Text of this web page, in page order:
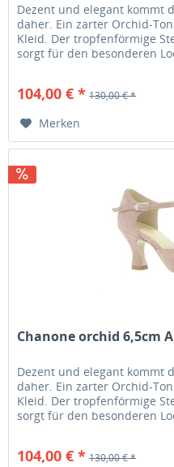
Dezent und elegant kommt
daher. Ein zarter Orchid-
Kleid. Der tropfenförmige
sorgt für den besonderen
104,00 € * 130,00 € *
Merken
Chanone orchid 6,5cm
Dezent und elegant kommt
daher. Ein zarter Orchid-
Kleid. Der tropfenförmige
sorgt für den besonderen
104,00 € * 130,00 € *